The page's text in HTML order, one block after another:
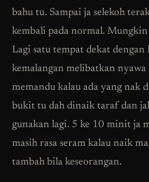
bahu tu. Sampai ja selekoh
kembali pada normal. Mungkin
Lagi satu tempat dekat dengan
kemalangan melibatkan
memandu kalau ada yang nak
bukit tu dah dinaik taraf dan
gunakan lagi. 5 ke 10 minit ja
masih rasa seram kalau naik
tambah bila keseorangan.